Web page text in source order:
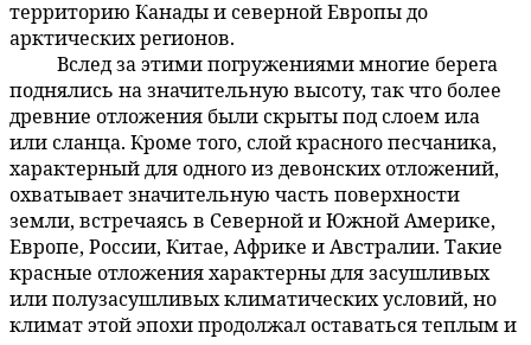
территорию Канады и северной Европы до
арктических регионов.
Вслед за этими погружениями многие берега
поднялись на значительную высоту, так что более
древние отложения были скрыты под слоем ила
или сланца. Кроме того, слой красного песчаника,
характерный для одного из девонских отложений,
охватывает значительную часть поверхности
земли, встречаясь в Северной и Южной Америке,
Европе, России, Китае, Африке и Австралии. Такие
красные отложения характерны для засушливых
или полузасушливых климатических условий, но
климат этой эпохи продолжал оставаться теплым и